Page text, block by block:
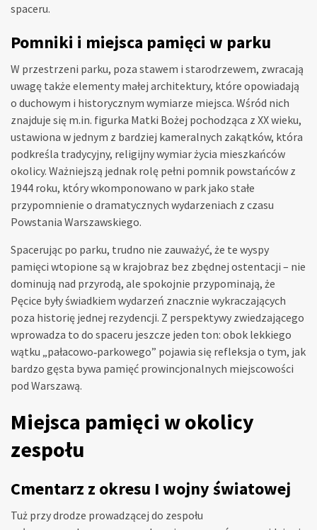
spaceru.
Pomniki i miejsca pamięci w parku
W przestrzeni parku, poza stawem i starodrzewem, zwracają
uwagę także elementy małej architektury, które opowiadają
o duchowym i historycznym wymiarze miejsca. Wśród nich
znajduje się m.in. figurka Matki Bożej pochodząca z XX wieku,
ustawiona w jednym z bardziej kameralnych zakątków, która
podkreśla tradycyjny, religijny wymiar życia mieszkańców
okolicy. Ważniejszą jednak rolę pełni pomnik powstańców z
1944 roku, który wkomponowano w park jako stałe
przypomnienie o dramatycznych wydarzeniach z czasu
Powstania Warszawskiego.
Spacerując po parku, trudno nie zauważyć, że te wyspy
pamięci wtopione są w krajobraz bez zbędnej ostentacji – nie
dominują nad przyrodą, ale spokojnie przypominają, że
Pęcice były świadkiem wydarzeń znacznie wykraczających
poza historię jednej rezydencji. Z perspektywy zwiedzającego
wprowadza to do spaceru jeszcze jeden ton: obok lekkiego
wątku „pałacowo‑parkowego” pojawia się refleksja o tym, jak
bardzo gęsta bywa pamięć prowincjonalnych miejscowości
pod Warszawą.
Miejsca pamięci w okolicy
zespołu
Cmentarz z okresu I wojny światowej
Tuż przy drodze prowadzącej do zespołu